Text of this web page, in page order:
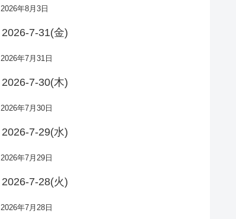
2026年8月3日
2026-7-31(金)
2026年7月31日
2026-7-30(木)
2026年7月30日
2026-7-29(水)
2026年7月29日
2026-7-28(火)
2026年7月28日